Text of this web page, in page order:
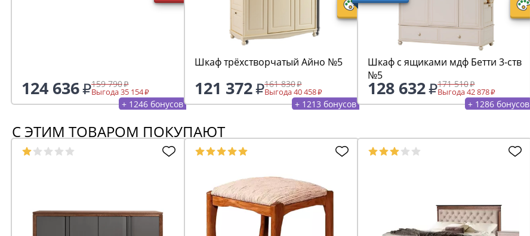
124 636 159 790
Выгода 35 154
+ 1246 бонусов
Шкаф трёхстворчатый Айно №5
121 372 161 830
Выгода 40 458
+ 1213 бонусов
Шкаф с ящиками мдф Бетти 3-ств
№5
128 632 171 510
Выгода 42 878
+ 1286 бонусов
С ЭТИМ ТОВАРОМ ПОКУПАЮТ